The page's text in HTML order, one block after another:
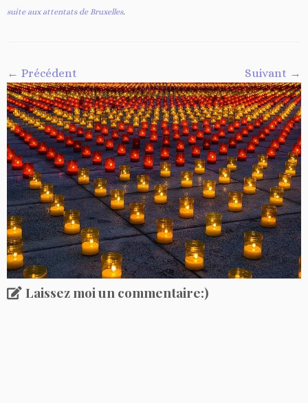
suite aux attentats de Bruxelles.
← Précédent Suivant →
Laissez moi un commentaire:)